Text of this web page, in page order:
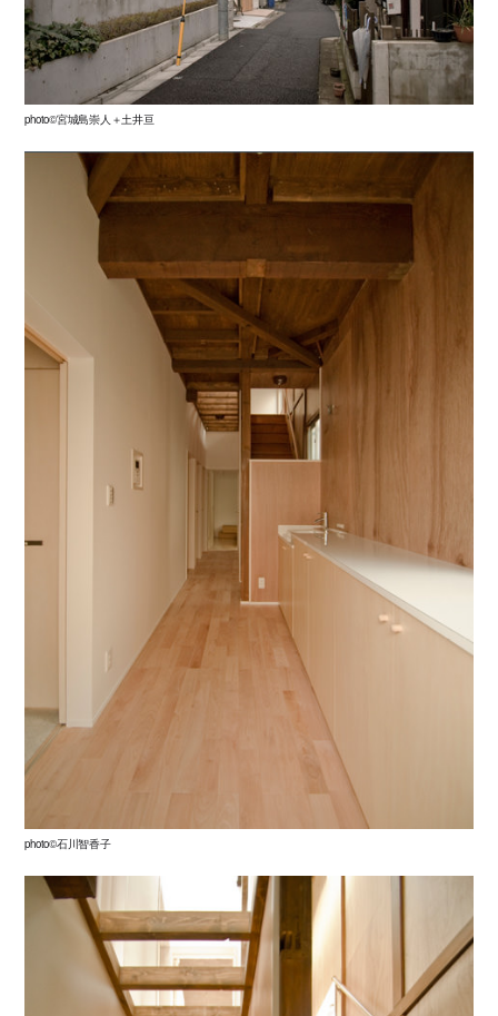
photo©宮城島崇人＋土井亘
photo©石川智香子